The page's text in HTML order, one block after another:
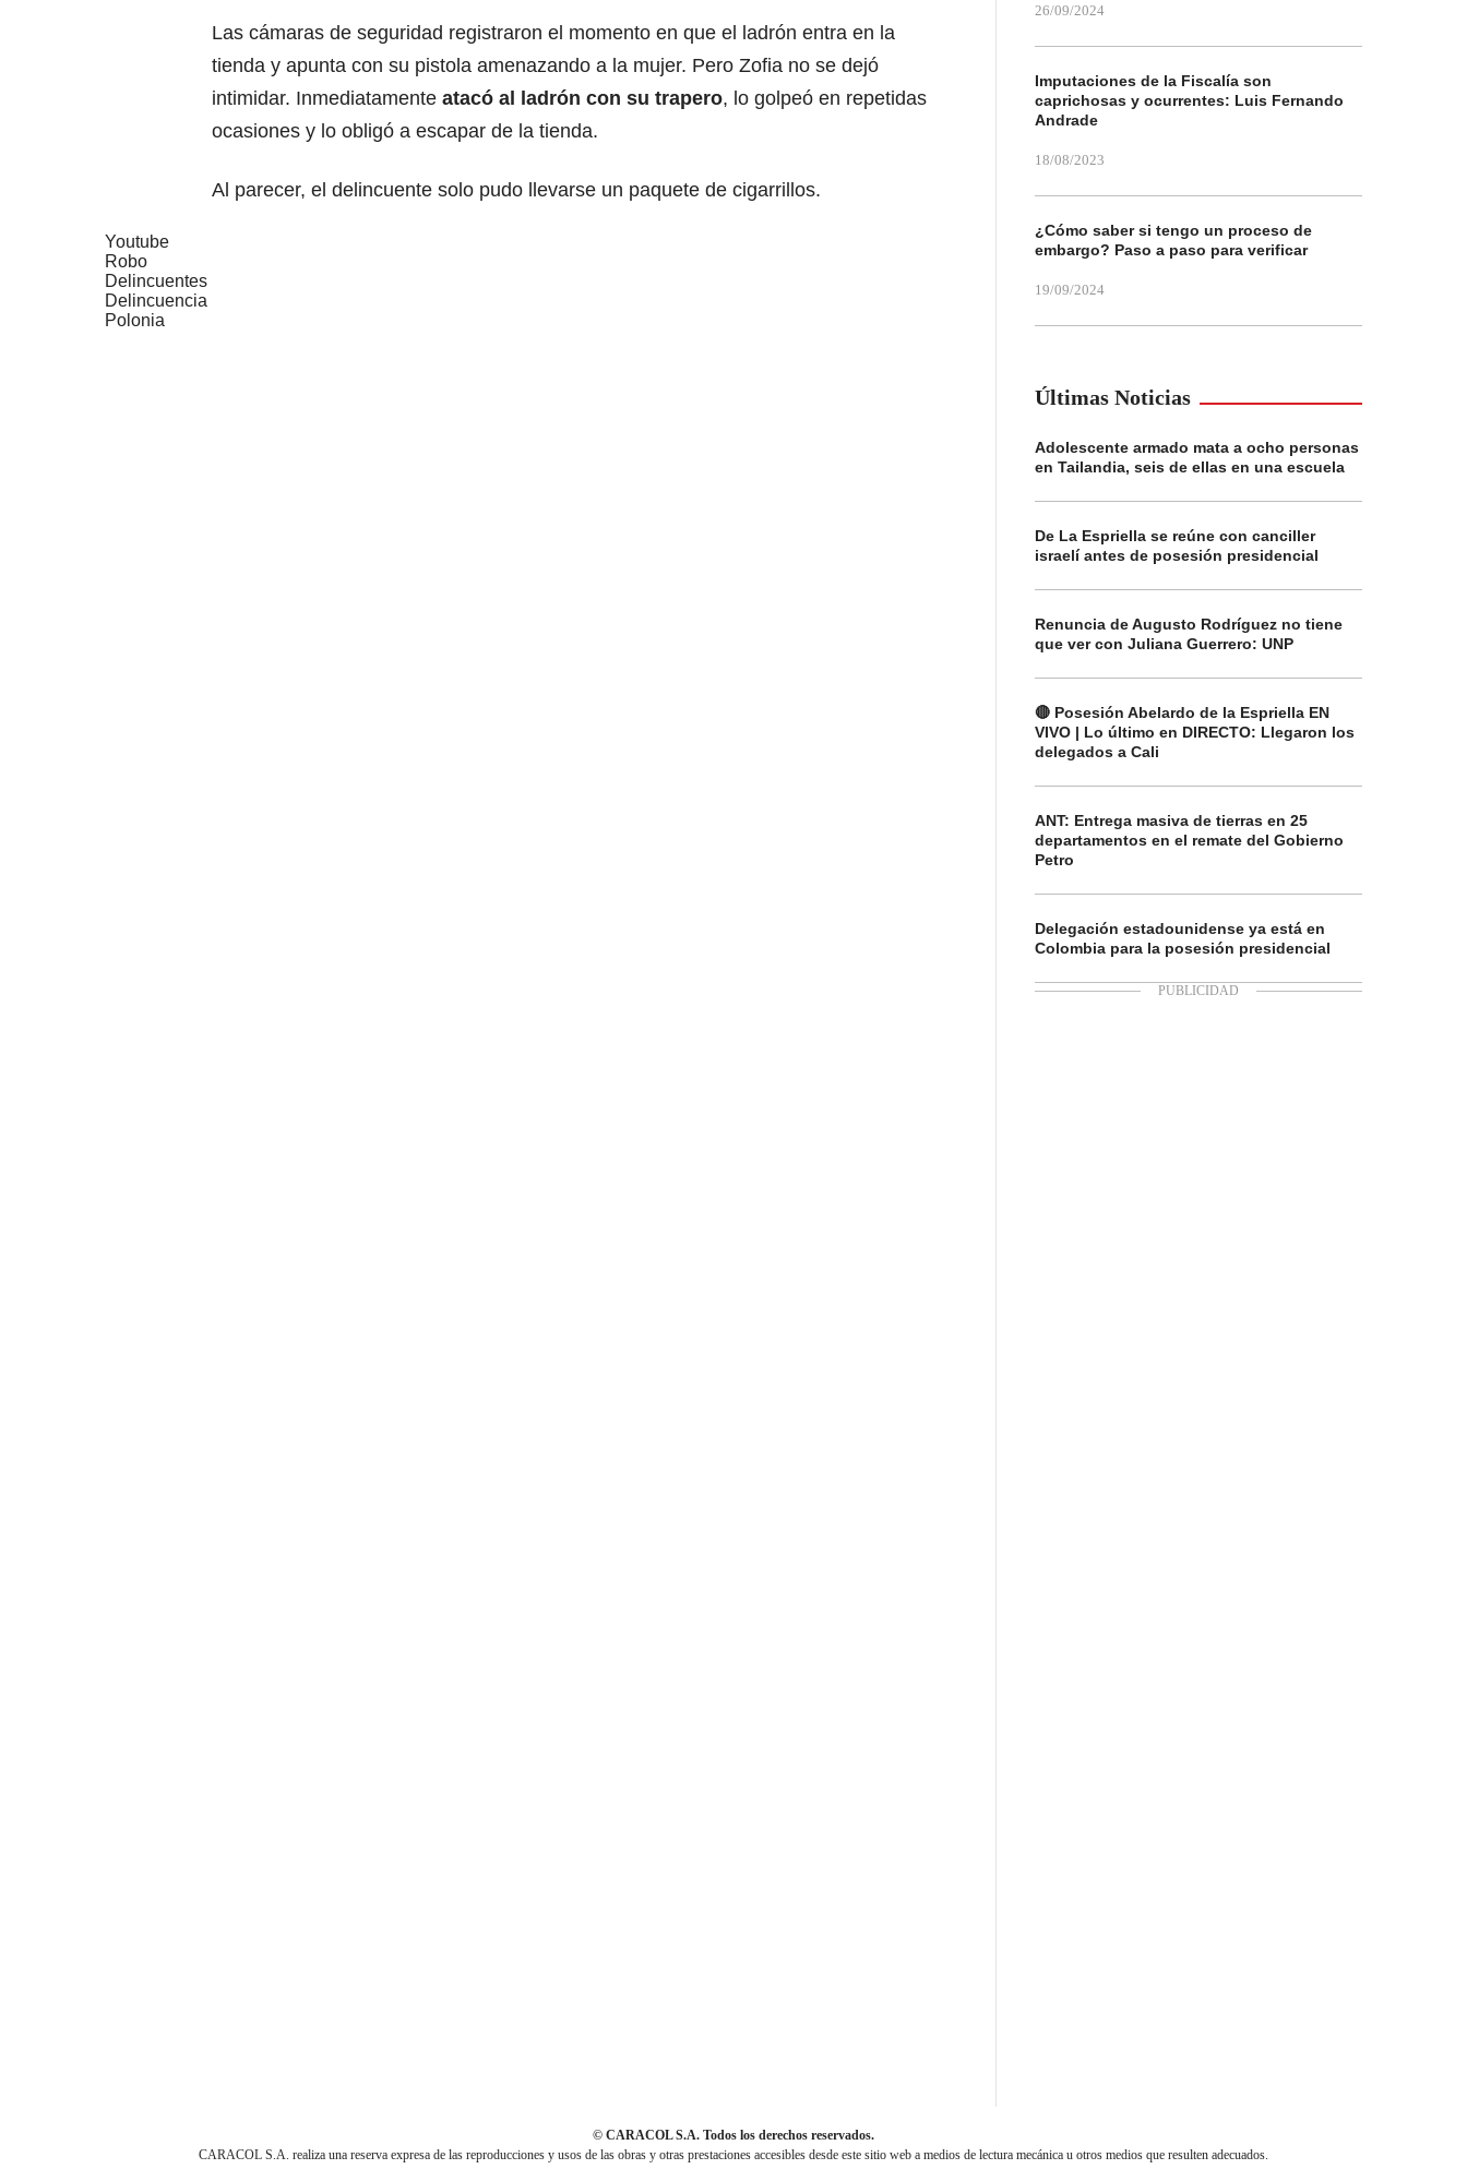
Las cámaras de seguridad registraron el momento en que el ladrón entra en la
tienda y apunta con su pistola amenazando a la mujer. Pero Zofia no se dejó
intimidar. Inmediatamente atacó al ladrón con su trapero, lo golpeó en repetidas
ocasiones y lo obligó a escapar de la tienda.
Al parecer, el delincuente solo pudo llevarse un paquete de cigarrillos.
Youtube
Robo
Delincuentes
Delincuencia
Polonia
26/09/2024
Imputaciones de la Fiscalía son
caprichosas y ocurrentes: Luis Fernando
Andrade
18/08/2023
¿Cómo saber si tengo un proceso de
embargo? Paso a paso para verificar
19/09/2024
Últimas Noticias
Adolescente armado mata a ocho personas
en Tailandia, seis de ellas en una escuela
De La Espriella se reúne con canciller
israelí antes de posesión presidencial
Renuncia de Augusto Rodríguez no tiene
que ver con Juliana Guerrero: UNP
🔴 Posesión Abelardo de la Espriella EN
VIVO | Lo último en DIRECTO: Llegaron los
delegados a Cali
ANT: Entrega masiva de tierras en 25
departamentos en el remate del Gobierno
Petro
Delegación estadounidense ya está en
Colombia para la posesión presidencial
© CARACOL S.A. Todos los derechos reservados.
CARACOL S.A. realiza una reserva expresa de las reproducciones y usos de las obras y otras prestaciones accesibles desde este sitio web a medios de lectura mecánica u otros medios que resulten adecuados.